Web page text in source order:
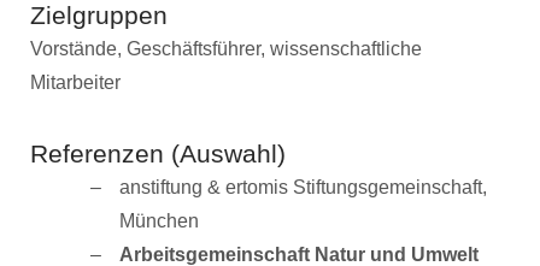
Zielgruppen
Vorstände, Geschäftsführer, wissenschaftliche
Mitarbeiter
Referenzen (Auswahl)
anstiftung & ertomis Stiftungsgemeinschaft,
München
Arbeitsgemeinschaft Natur und Umwelt